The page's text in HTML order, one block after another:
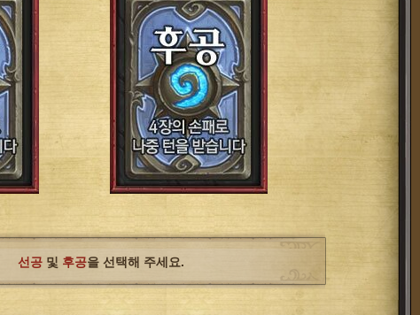
선공 및 후공을 선택해 주세요.